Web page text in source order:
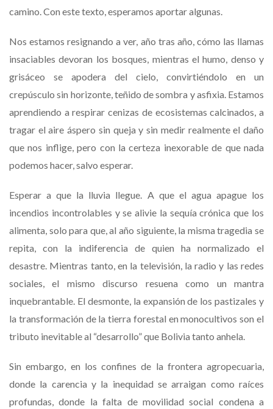
camino. Con este texto, esperamos aportar algunas.
Nos estamos resignando a ver, año tras año, cómo las llamas
insaciables devoran los bosques, mientras el humo, denso y
grisáceo se apodera del cielo, convirtiéndolo en un
crepúsculo sin horizonte, teñido de sombra y asfixia. Estamos
aprendiendo a respirar cenizas de ecosistemas calcinados, a
tragar el aire áspero sin queja y sin medir realmente el daño
que nos inflige, pero con la certeza inexorable de que nada
podemos hacer, salvo esperar.
Esperar a que la lluvia llegue. A que el agua apague los
incendios incontrolables y se alivie la sequía crónica que los
alimenta, solo para que, al año siguiente, la misma tragedia se
repita, con la indiferencia de quien ha normalizado el
desastre. Mientras tanto, en la televisión, la radio y las redes
sociales, el mismo discurso resuena como un mantra
inquebrantable. El desmonte, la expansión de los pastizales y
la transformación de la tierra forestal en monocultivos son el
tributo inevitable al “desarrollo” que Bolivia tanto anhela.
Sin embargo, en los confines de la frontera agropecuaria,
donde la carencia y la inequidad se arraigan como raíces
profundas, donde la falta de movilidad social condena a